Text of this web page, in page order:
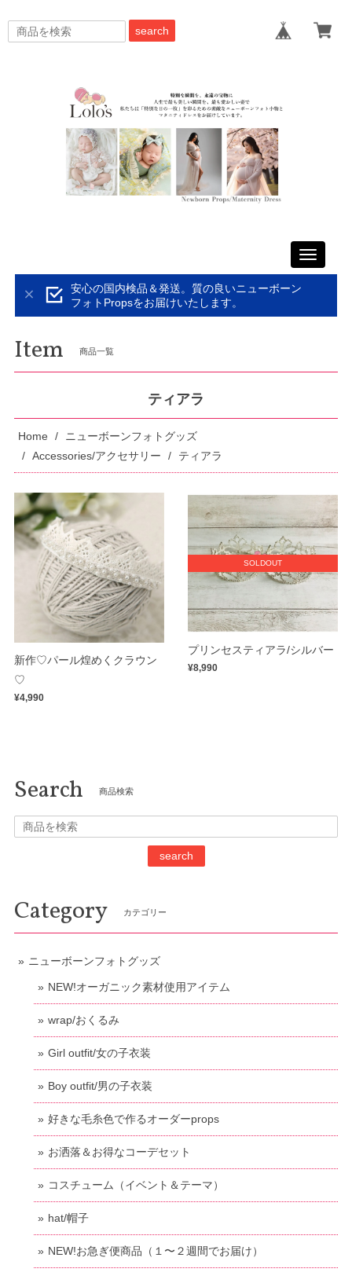
search
Toggle
安心の国内検品＆発送。質の良いニューボーン
フォトPropsをお届けいたします。
Item 商品一覧
ティアラ
Home
ニューボーンフォトグッズ
Accessories/アクセサリー
ティアラ
新作♡パール煌めくクラウン
♡
¥4,990
SOLDOUT
プリンセスティアラ/シルバー
¥8,990
Search 商品検索
search
Category カテゴリー
ニューボーンフォトグッズ
NEW!オーガニック素材使用アイテム
wrap/おくるみ
Girl outfit/女の子衣装
Boy outfit/男の子衣装
好きな毛糸色で作るオーダーprops
お洒落＆お得なコーデセット
コスチューム（イベント＆テーマ）
hat/帽子
NEW!お急ぎ便商品（１〜２週間でお届け）